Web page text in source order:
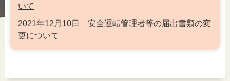
いて
2021年12月10日 安全運転管理者等の届出書類の変
更について